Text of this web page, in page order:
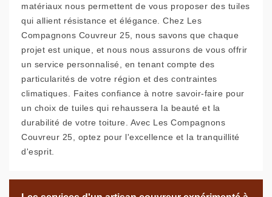
matériaux nous permettent de vous proposer des tuiles
qui allient résistance et élégance. Chez Les
Compagnons Couvreur 25, nous savons que chaque
projet est unique, et nous nous assurons de vous offrir
un service personnalisé, en tenant compte des
particularités de votre région et des contraintes
climatiques. Faites confiance à notre savoir-faire pour
un choix de tuiles qui rehaussera la beauté et la
durabilité de votre toiture. Avec Les Compagnons
Couvreur 25, optez pour l'excellence et la tranquillité
d'esprit.